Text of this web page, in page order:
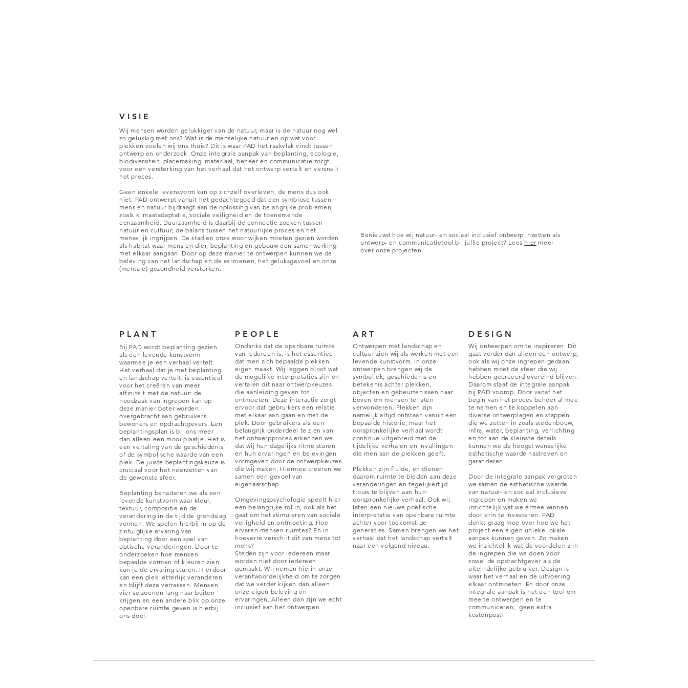
VISIE
Wij mensen worden gelukkiger van de natuur, maar is de natuur nog wel
zo gelukkig met ons? Wat is de menselijke natuur en op wat voor
plekken voelen wij ons thuis? Dit is waar PAD het raakvlak vindt tussen
ontwerp en onderzoek. Onze integrale aanpak van beplanting, ecologie,
biodiversiteit, placemaking, materiaal, beheer en communicatie zorgt
voor een versterking van het verhaal dat het ontwerp vertelt en versnelt
het proces.
Geen enkele levensvorm kan op zichzelf overleven, de mens dus ook
niet. PAD ontwerpt vanuit het gedachtegoed dat een symbiose tussen
mens en natuur bijdraagt aan de oplossing van belangrijke problemen,
zoals klimaatadaptatie, sociale veiligheid en de toenemende
eenzaamheid. Duurzaamheid is daarbij de connectie zoeken tussen
natuur en cultuur; de balans tussen het natuurlijke proces en het
menselijk ingrijpen. De stad en onze woonwijken moeten gezien worden
als habitat waar mens en dier, beplanting en gebouw een samenwerking
met elkaar aangaan. Door op deze manier te ontwerpen kunnen we de
beleving van het landschap en de seizoenen, het geluksgevoel en onze
(mentale) gezondheid versterken.
Benieuwd hoe wij natuur- en sociaal inclusief ontwerp inzetten als
ontwerp- en communicatietool bij jullie project? Lees hier meer
over onze projecten.
PLANT
Bij PAD wordt beplanting gezien
als een levende kunstvorm
waarmee je een verhaal vertelt.
Het verhaal dat je met beplanting
en landschap vertelt, is essentieel
voor het creëren van meer
affiniteit met de natuur: de
noodzaak van ingrepen kan op
deze manier beter worden
overgebracht aan gebruikers,
bewoners en opdrachtgevers. Een
beplantingsplan is bij ons meer
dan alleen een mooi plaatje. Het is
een vertaling van de geschiedenis
of de symbolische waarde van een
plek. De juiste beplantingskeuze is
cruciaal voor het neerzetten van
de gewenste sfeer.
Beplanting benaderen we als een
levende kunstvorm waar kleur,
textuur, compositie en de
verandering in de tijd de grondslag
vormen. We spelen hierbij in op de
zintuiglijke ervaring van
beplanting door een spel van
optische veranderingen. Door te
onderzoeken hoe mensen
bepaalde vormen of kleuren zien
kun je de ervaring sturen. Hierdoor
kan een plek letterlijk veranderen
en blijft deze verrassen. Mensen
vier seizoenen lang naar buiten
krijgen en een andere blik op onze
openbare ruimte geven is hierbij
ons doel.
PEOPLE
Ondanks dat de openbare ruimte
van iedereen is, is het essentieel
dat men zich bepaalde plekken
eigen maakt. Wij leggen bloot wat
de mogelijke interpretaties zijn en
vertalen dit naar ontwerpkeuzes
die aanleiding geven tot
ontmoeten. Deze interactie zorgt
ervoor dat gebruikers een relatie
met elkaar aan gaan en met de
plek. Door gebruikers als een
belangrijk onderdeel te zien van
het ontwerpproces erkennen we
dat wij hun dagelijks ritme sturen
en hun ervaringen en belevingen
vormgeven door de ontwerpkeuzes
die wij maken. Hiermee creëren we
samen een gevoel van
eigenaarschap.
Omgevingspsychologie speelt hier
een belangrijke rol in, ook als het
gaat om het stimuleren van sociale
veiligheid en ontmoeting. Hoe
ervaren mensen ruimtes? En in
hoeverre verschilt dit van mens tot
mens?
Steden zijn voor iedereen maar
worden niet door iedereen
gemaakt. Wij nemen hierin onze
verantwoordelijkheid om te zorgen
dat we verder kijken dan alleen
onze eigen beleving en
ervaringen. Alleen dan zijn we echt
inclusief aan het ontwerpen
ART
Ontwerpen met landschap en
cultuur zien wij als werken met een
levende kunstvorm. In onze
ontwerpen brengen wij de
symboliek, geschiedenis en
betekenis achter plekken,
objecten en gebeurtenissen naar
boven om mensen te laten
verwonderen. Plekken zijn
namelijk altijd ontstaan vanuit een
bepaalde historie, maar het
oorspronkelijke verhaal wordt
continue uitgebreid met de
tijdelijke verhalen en invullingen
die men aan de plekken geeft.
Plekken zijn fluïde, en dienen
daarom ruimte te bieden aan deze
veranderingen en tegelijkertijd
trouw te blijven aan hun
oorspronkelijke verhaal. Ook wij
laten een nieuwe poëtische
interpretatie van openbare ruimte
achter voor toekomstige
generaties. Samen brengen we het
verhaal dat het landschap vertelt
naar een volgend niveau.
DESIGN
Wij ontwerpen om te inspireren. Dit
gaat verder dan alleen een ontwerp;
ook als wij onze ingrepen gedaan
hebben moet de sfeer die wij
hebben gecreëerd overeind blijven.
Daarom staat de integrale aanpak
bij PAD voorop. Door vanaf het
begin van het proces beheer al mee
te nemen en te koppelen aan
diverse ontwerplagen en stappen
die we zetten in zoals stedenbouw,
infra, water, beplanting, verlichting
en tot aan de kleinste details
kunnen we de hoogst wenselijke
esthetische waarde nastreven en
garanderen.
Door de integrale aanpak vergroten
we samen de esthetische waarde
van natuur- en sociaal inclusieve
ingrepen en maken we
inzichtelijk wat we ermee winnen
door erin te investeren. PAD
denkt graag mee over hoe we het
project een eigen unieke lokale
aanpak kunnen geven. Zo maken
we inzichtelijk wat de voordelen zijn
de ingrepen die we doen voor
zowel de opdrachtgever als de
uiteindelijke gebruiker. Design is
waar het verhaal en de uitvoering
elkaar ontmoeten. En door onze
integrale aanpak is het een tool om
mee te ontwerpen en te
communiceren; geen extra
kostenpost!